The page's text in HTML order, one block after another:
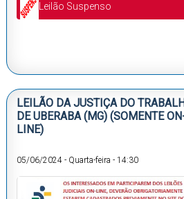
Leilão Suspenso
LEILÃO DA JUSTIÇA DO
DE UBERABA (MG) (SOMENTE
LINE)
05/06/2024 - Quarta-feira - 14:30